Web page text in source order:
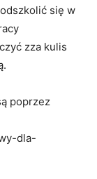
się w
zza kulis
poprzez
dla-